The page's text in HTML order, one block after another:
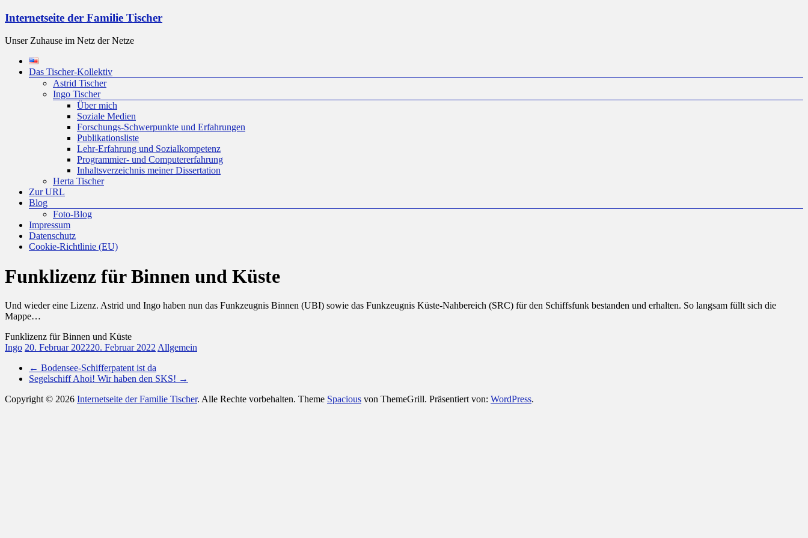
Zum
springen
Internetseite der Familie Tischer
Unser Zuhause im Netz der Netze
Menü
Das Tischer-Kollektiv
Astrid Tischer
Ingo Tischer
Über mich
Soziale Medien
Forschungs-Schwerpunkte und Erfahrungen
Publikationsliste
Lehr-Erfahrung und Sozialkompetenz
Programmier- und Computererfahrung
Inhaltsverzeichnis meiner Dissertation
Herta Tischer
Zur URL
Blog
Foto-Blog
Impressum
Datenschutz
Cookie-Richtlinie (EU)
Funklizenz für Binnen und Küste
Und wieder eine Lizenz. Astrid und Ingo haben nun das Funkzeugnis Binnen (UBI) sowie das Funkzeugnis Küste-Nahbereich (SRC) für den Schiffsfunk bestanden und erhalten. So langsam füllt sich die
Mappe…
Funklizenz für Binnen und Küste
Ingo 20. Februar 202220. Februar 2022 Allgemein
← Bodensee-Schifferpatent ist da
Segelschiff Ahoi! Wir haben den SKS! →
Copyright © 2026 Internetseite der Familie Tischer. Alle Rechte vorbehalten. Theme Spacious von ThemeGrill. Präsentiert von: WordPress.